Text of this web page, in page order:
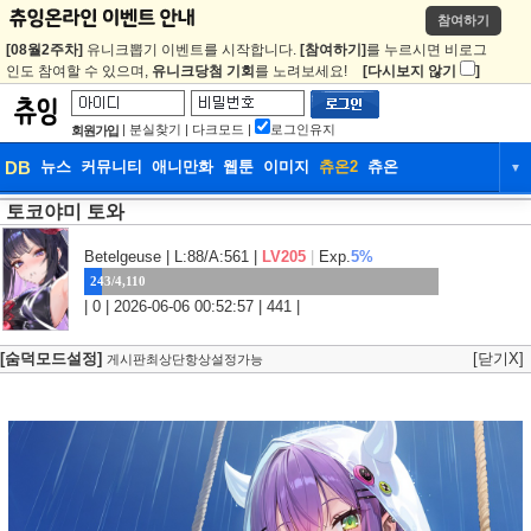
참여하기
[08월2주차] 유니크뽑기 이벤트를 시작합니다. [참여하기] 를 누르시면 비로그
인도 참여할 수 있으며, 유니크당첨 기회 를 노려보세요! [다시보지 않기 ]
회원가입 | 분실찾기 | 다크모드 | 로그인유지
DB 뉴스 커뮤니티 애니만화 웹툰 이미지 츄온2 츄온 ▼
DB
웹툰 이미지 츄온2
토코야미 토와
Betelgeuse | L:88/A:561 | LV205 Exp.5%
243/4,110
| 0 | 2026-06-06 00:52:57 | 441 |
[숨덕모드설정] 게시판최상단항상설정가능 [닫기X]